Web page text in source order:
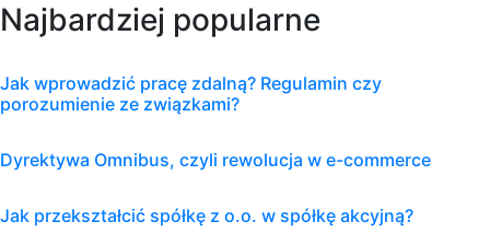
Najbardziej popularne
Jak wprowadzić pracę zdalną? Regulamin czy
porozumienie ze związkami?
Dyrektywa Omnibus, czyli rewolucja w e-commerce
Jak przekształcić spółkę z o.o. w spółkę akcyjną?